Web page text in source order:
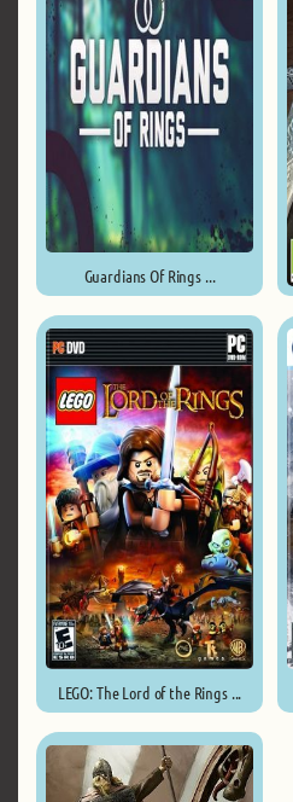
Guardians Of Rings ...
LEGO: The Lord of the Rings ...